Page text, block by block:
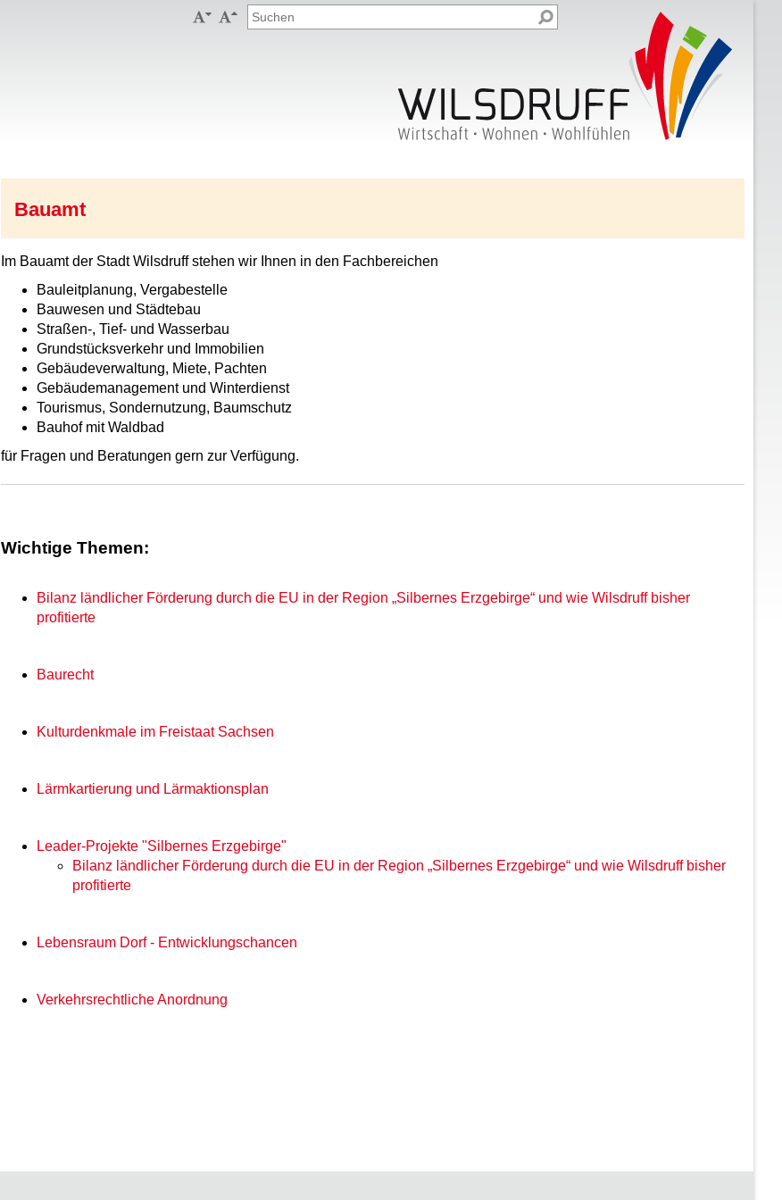
 
Bauamt
Im Bauamt der Stadt Wilsdruff stehen wir Ihnen in den Fachbereichen
Bauleitplanung, Vergabestelle
Bauwesen und Städtebau
Straßen-, Tief- und Wasserbau
Grundstücksverkehr und Immobilien
Gebäudeverwaltung, Miete, Pachten
Gebäudemanagement und Winterdienst
Tourismus, Sondernutzung, Baumschutz
Bauhof mit Waldbad
für Fragen und Beratungen gern zur Verfügung.
Wichtige Themen:
Bilanz ländlicher Förderung durch die EU in der Region „Silbernes Erzgebirge“ und wie Wilsdruff bisher
profitierte
Baurecht
Kulturdenkmale im Freistaat Sachsen
Lärmkartierung und Lärmaktionsplan
Leader-Projekte "Silbernes Erzgebirge"
Bilanz ländlicher Förderung durch die EU in der Region „Silbernes Erzgebirge“ und wie Wilsdruff bisher
profitierte
Lebensraum Dorf - Entwicklungschancen
Verkehrsrechtliche Anordnung